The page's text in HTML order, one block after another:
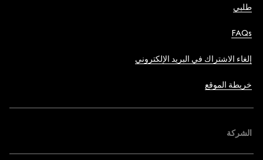
طلبي
FAQs
إلغاء الاشتراك في البريد الإلكتروني
خريطة الموقع
الشركة